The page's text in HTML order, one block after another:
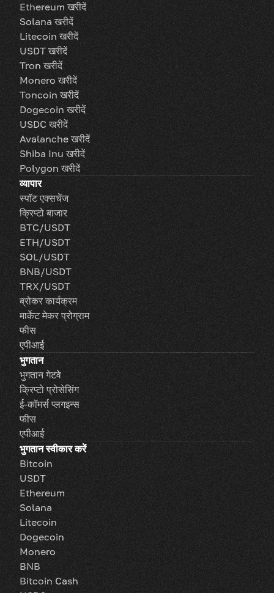
Ethereum खरीदें
Solana खरीदें
Litecoin खरीदें
USDT खरीदें
Tron खरीदें
Monero खरीदें
Toncoin खरीदें
Dogecoin खरीदें
USDC खरीदें
Avalanche खरीदें
Shiba Inu खरीदें
Polygon खरीदें
व्यापार
स्पॉट एक्सचेंज
क्रिप्टो बाजार
BTC/USDT
ETH/USDT
SOL/USDT
BNB/USDT
TRX/USDT
ब्रोकर कार्यक्रम
मार्केट मेकर प्रोग्राम
फीस
एपीआई
भुगतान
भुगतान गेटवे
क्रिप्टो प्रोसेसिंग
ई-कॉमर्स प्लगइन्स
फीस
एपीआई
भुगतान स्वीकार करें
Bitcoin
USDT
Ethereum
Solana
Litecoin
Dogecoin
Monero
BNB
Bitcoin Cash